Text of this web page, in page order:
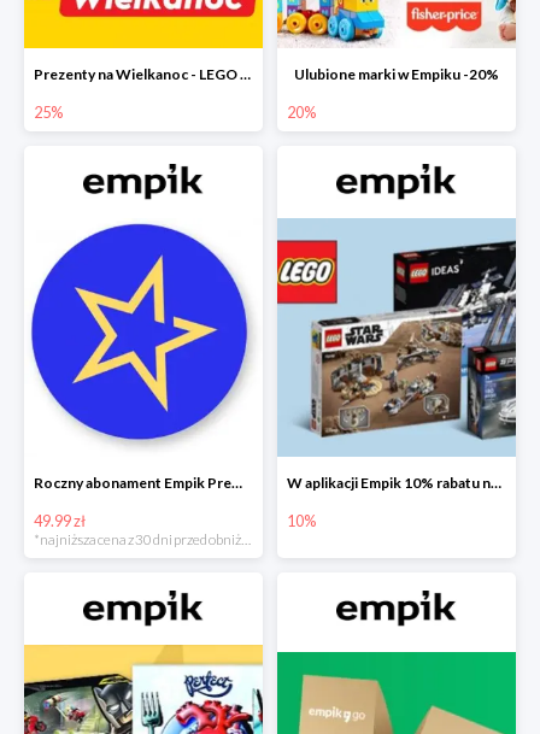
Prezenty na Wielkanoc - LEGO w Empiku do -25%
25%
Ulubione marki w Empiku -20%
20%
Roczny abonament Empik Premium w super cenie
49.99 zł
*najniższa cena z 30 dni przed obniżką
W aplikacji Empik 10% rabatu na klocki LEGO
10%